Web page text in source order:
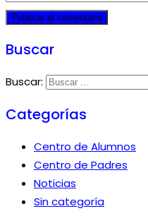
Buscar
Buscar:
Categorías
Centro de Alumnos
Centro de Padres
Noticias
Sin categoría